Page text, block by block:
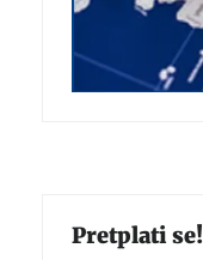
Pretplati se!